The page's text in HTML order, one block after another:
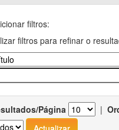
filtros:
filtros para refinar o
Página |